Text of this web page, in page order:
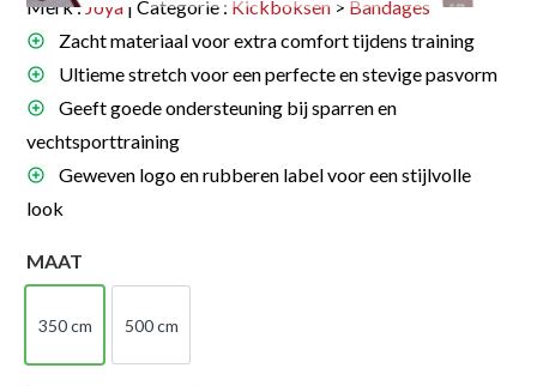
Merk : Joya | Categorie : Kickboksen > Bandages
Zacht materiaal voor extra comfort tijdens training
Ultieme stretch voor een perfecte en stevige pasvorm
Geeft goede ondersteuning bij sparren en
vechtsporttraining
Geweven logo en rubberen label voor een stijlvolle
look
MAAT
350 cm
350 cm
500 cm
500 cm